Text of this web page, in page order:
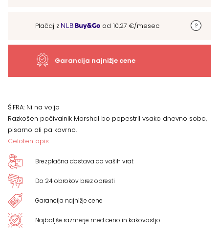
Plačaj z od 10,27 €/mesec
Garancija najnižje cene
ŠIFRA: Ni na voljo
Razkošen počivalnik Marshal bo popestril vsako dnevno sobo,
pisarno ali pa kavrno.
Celoten opis
Brezplačna dostava do vaših vrat
Do 24 obrokov brez obresti
Garancija najnižje cene
Najboljše razmerje med ceno in kakovostjo